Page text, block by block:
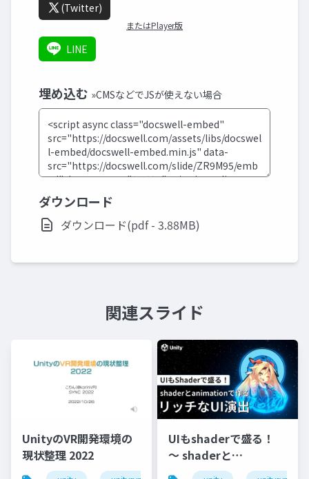
(Twitter)
またはPlayer版
LINE
埋め込む »CMSなどでJSが使えない場合
ダウンロード
ダウンロード(pdf - 3.88MB)
関連スライド
UnityのVR開発環境の
現状整理 2022
UIもshaderで盛る！
〜 shaderと
animationで作るリッ